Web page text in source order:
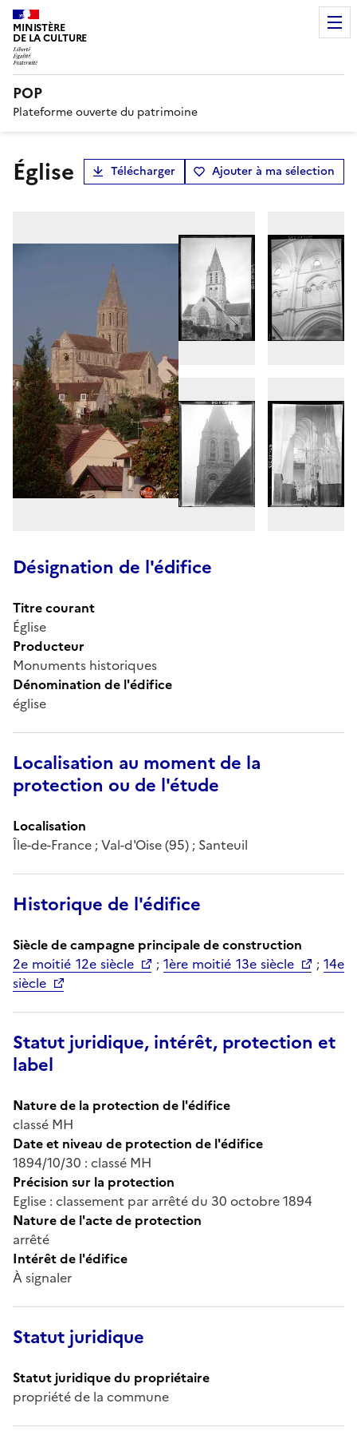
MINISTÈRE
DE LA CULTURE
POP
Plateforme ouverte du patrimoine
Église Télécharger Ajouter à ma sélection
Désignation de l'édifice
Titre courant
Église
Producteur
Monuments historiques
Dénomination de l'édifice
église
Localisation au moment de la
protection ou de l'étude
Localisation
Île-de-France ; Val-d'Oise (95) ; Santeuil
Historique de l'édifice
Siècle de campagne principale de construction
2e moitié 12e siècle
;1ère moitié 13e siècle ;14e
siècle
Statut juridique, intérêt, protection et
label
Nature de la protection de l'édifice
classé MH
Date et niveau de protection de l'édifice
1894/10/30 : classé MH
Précision sur la protection
Eglise : classement par arrêté du 30 octobre 1894
Nature de l'acte de protection
arrêté
Intérêt de l'édifice
À signaler
Statut juridique
Statut juridique du propriétaire
propriété de la commune